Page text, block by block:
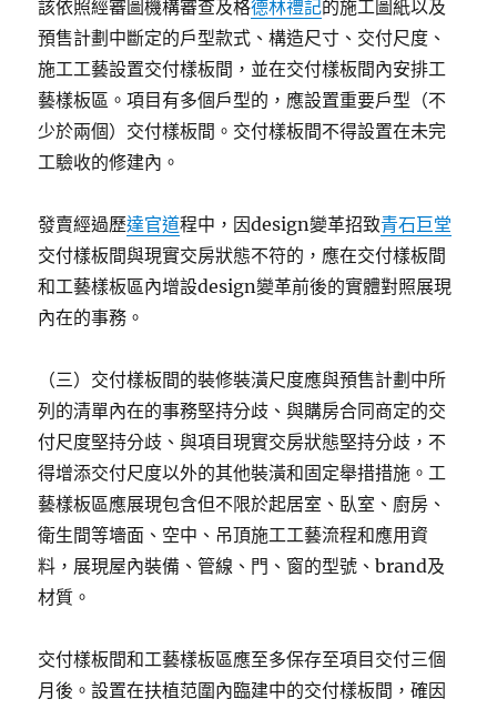
該依照經審圖機構審查及格德林禮記的施工圖紙以及
預售計劃中斷定的戶型款式、構造尺寸、交付尺度、
施工工藝設置交付樣板間，並在交付樣板間內安排工
藝樣板區。項目有多個戶型的，應設置重要戶型（不
少於兩個）交付樣板間。交付樣板間不得設置在未完
工驗收的修建內。
發賣經過歷達官道程中，因design變革招致青石巨堂
交付樣板間與現實交房狀態不符的，應在交付樣板間
和工藝樣板區內增設design變革前後的實體對照展現
內在的事務。
（三）交付樣板間的裝修裝潢尺度應與預售計劃中所
列的清單內在的事務堅持分歧、與購房合同商定的交
付尺度堅持分歧、與項目現實交房狀態堅持分歧，不
得增添交付尺度以外的其他裝潢和固定舉措措施。工
藝樣板區應展現包含但不限於起居室、臥室、廚房、
衛生間等墻面、空中、吊頂施工工藝流程和應用資
料，展現屋內裝備、管線、門、窗的型號、brand及
材質。
交付樣板間和工藝樣板區應至多保存至項目交付三個
月後。設置在扶植范圍內臨建中的交付樣板間，確因